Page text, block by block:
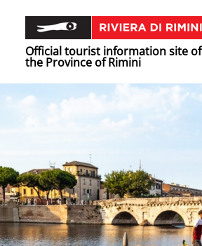
Official tourist information site of
the Province of Rimini